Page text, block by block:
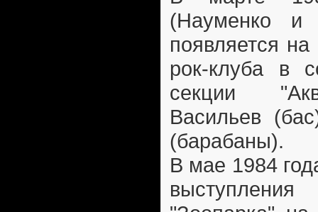
(Науменко и
появляется на
рок-клуба в
секции
Васильев
(барабаны).
В мае 1984